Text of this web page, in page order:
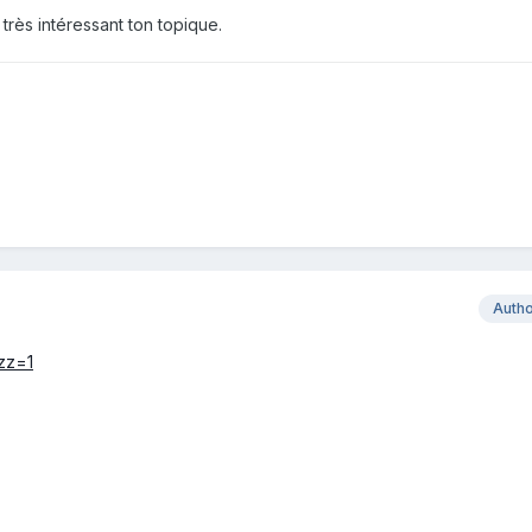
très intéressant ton topique.